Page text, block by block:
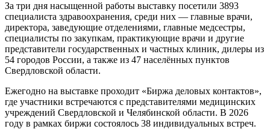
За три дня насыщенной работы выставку посетили 3893
специалиста здравоохранения, среди них — главные врачи,
директора, заведующие отделениями, главные медсестры,
специалисты по закупкам, практикующие врачи и другие
представители государственных и частных клиник, дилеры из
54 городов России, а также из 47 населённых пунктов
Свердловской области.
Ежегодно на выставке проходит «Биржа деловых контактов»,
где участники встречаются с представителями медицинских
учреждений Свердловской и Челябинской области. В 2026
году в рамках биржи состоялось 38 индивидуальных встреч.